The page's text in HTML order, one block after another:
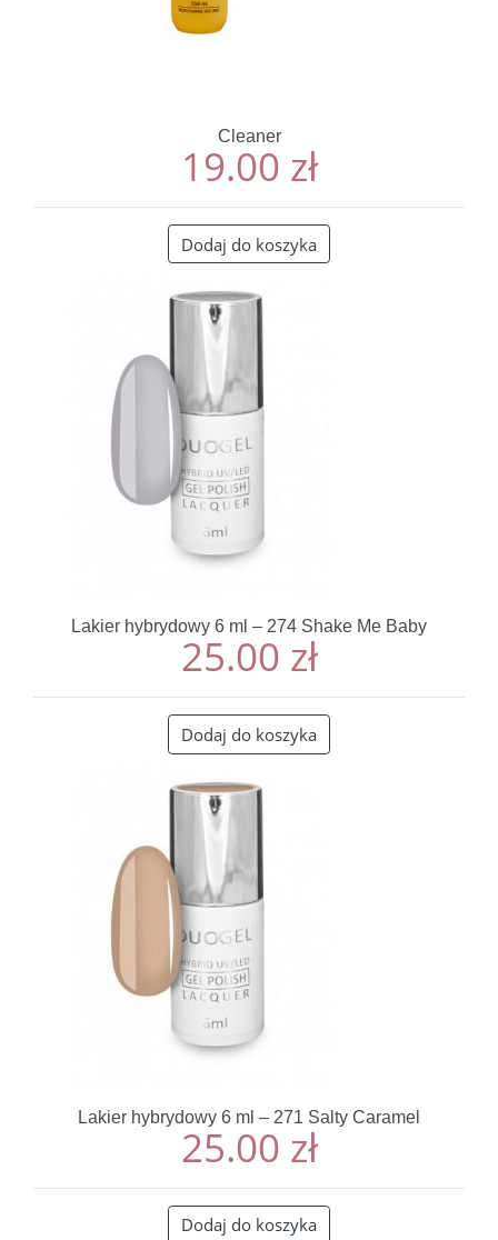
Cleaner
19.00 zł
Dodaj do koszyka
Lakier hybrydowy 6 ml – 274 Shake Me Baby
25.00 zł
Dodaj do koszyka
Lakier hybrydowy 6 ml – 271 Salty Caramel
25.00 zł
Dodaj do koszyka